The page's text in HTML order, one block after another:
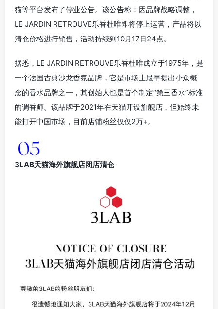
猫等平台发布了停业公告。该公告称：因品牌战略调整，
LE JARDIN RETROUVE乐香杜唯即将停止运营，产品将以
清仓价格进行销售，活动持续到10月17日24点。
据悉，LE JARDIN RETROUVE乐香杜唯成立于1975年，是
一个法国古典沙龙香氛品牌，它是市场上最早提出小众概
念的香水品牌之一，其创始人也是首个制定“第三香水”标准
的调香师。该品牌于2021年在天猫开设旗舰店，但始终未
能打开中国市场，目前店铺粉丝仅仅2万+。
3LAB天猫海外旗舰店闭店清仓